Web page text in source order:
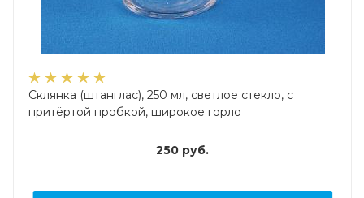
Склянка (штанглас), 250 мл, светлое стекло, с
притёртой пробкой, широкое горло
250 руб.